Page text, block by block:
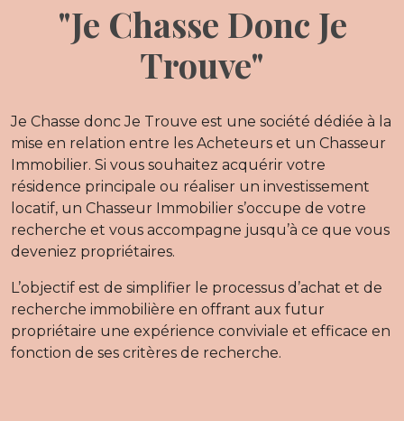
"Je Chasse Donc Je
Trouve"
Je Chasse donc Je Trouve est une société dédiée à la
mise en relation entre les Acheteurs et un Chasseur
Immobilier. Si vous souhaitez acquérir votre
résidence principale ou réaliser un investissement
locatif, un Chasseur Immobilier s’occupe de votre
recherche et vous accompagne jusqu’à ce que vous
deveniez propriétaires.
L’objectif est de simplifier le processus d’achat et de
recherche immobilière en offrant aux futur
propriétaire une expérience conviviale et efficace en
fonction de ses critères de recherche.